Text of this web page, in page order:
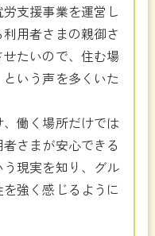
支援事業を運営し
用者さまの親御さ
たいので、住む場
いう声を多くいた
働く場所だけでは
さまが安心できる
現実を知り、グル
強く感じるように